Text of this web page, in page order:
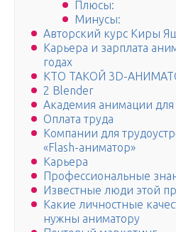
Плюсы:
Минусы:
Авторский курс Киры
Карьера и зарплата
годах
КТО ТАКОЙ 3D-
2 Blender
Академия анимации для
Оплата труда
Компании для
«Flash-аниматор»
Карьера
Профессиональные
Известные люди этой
Какие личностные
нужны аниматору